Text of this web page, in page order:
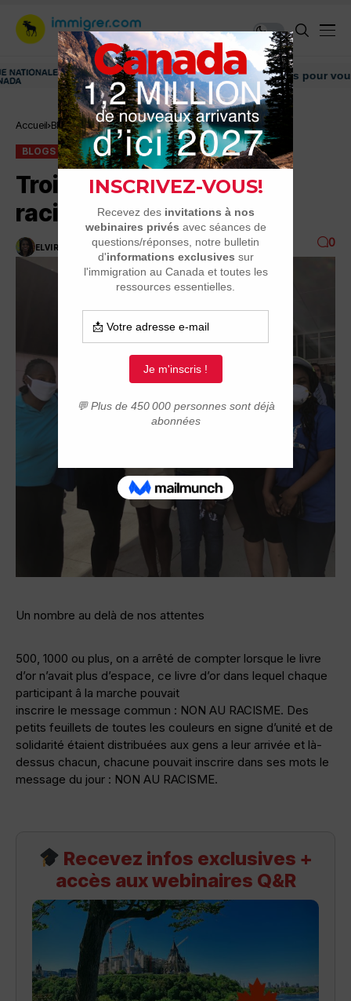
Découvrez nos conseils et informations pour vous
Accueil Blogs Trois-Rivières dit non au racisme
BLOGS
Trois-Rivières dit non au
racisme
ELVIRE 4 MINUTES DE LECTURE 4K VUES 0
Un nombre au delà de nos attentes
500, 1000 ou plus, on a arrêté de compter lorsque le livre
d’or n’avait plus d’espace, ce livre d’or dans lequel chaque
participant â la marche pouvait
inscrire le message commun : NON AU RACISME. Des
petits feuillets de toutes les couleurs en signe d’unité et de
solidarité étaient distribuées aux gens a leur arrivée et là-
dessus chacun, chacune pouvait inscrire dans ses mots le
message du jour : NON AU RACISME.
Recevez infos exclusives +
accès aux webinaires Q&R